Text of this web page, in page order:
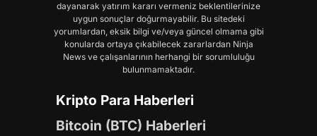
dayanarak yatırım kararı vermeniz beklentilerinize
uygun sonuçlar doğurmayabilir. Bu sitedeki
yorumlardan, eksik bilgi ve/veya güncel olmama gibi
konularda ortaya çıkabilecek zararlardan Ninja
News ve çalışanlarının herhangi bir sorumluluğu
bulunmamaktadır.
Kripto Para Haberleri
Bitcoin (BTC) Haberleri